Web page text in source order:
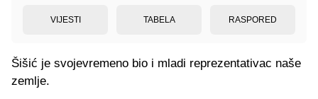
VIJESTI TABELA RASPORED
Šišić je svojevremeno bio i mladi reprezentativac naše
zemlje.